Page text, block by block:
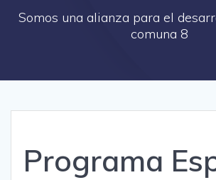
Somos una alianza para el
comuna 8
Programa